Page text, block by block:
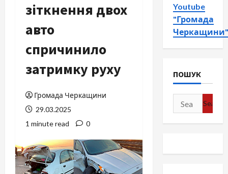
зіткнення двох
авто
спричинило
затримку руху
Громада Черкащини
29.03.2025
1 minute read
0
Youtube
"Громада
Черкащини"
ПОШУК
Search
for: